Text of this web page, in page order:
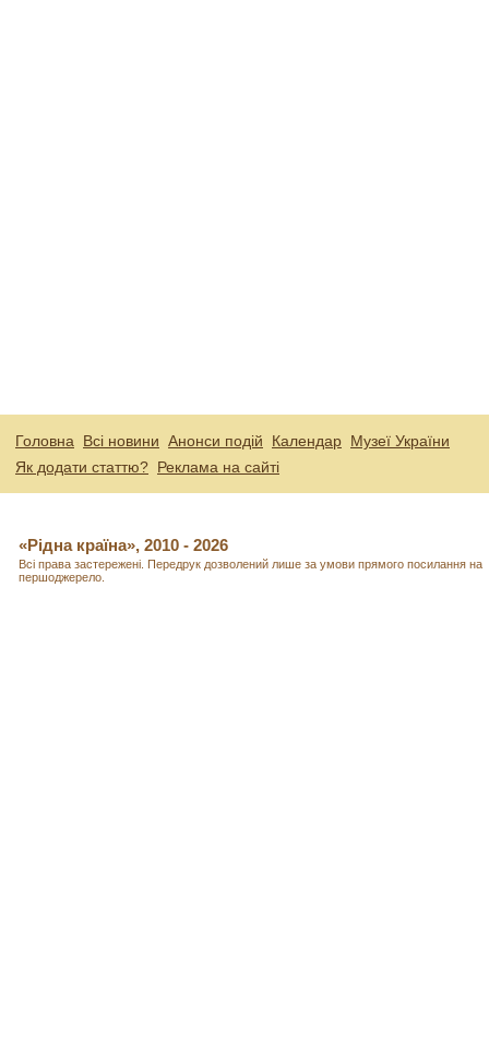
Головна Всі новини Анонси подій Календар Музеї України
Як додати статтю? Реклама на сайті
«Рідна країна», 2010 - 2026
Всі права застережені. Передрук дозволений лише за умови прямого посилання на
першоджерело.